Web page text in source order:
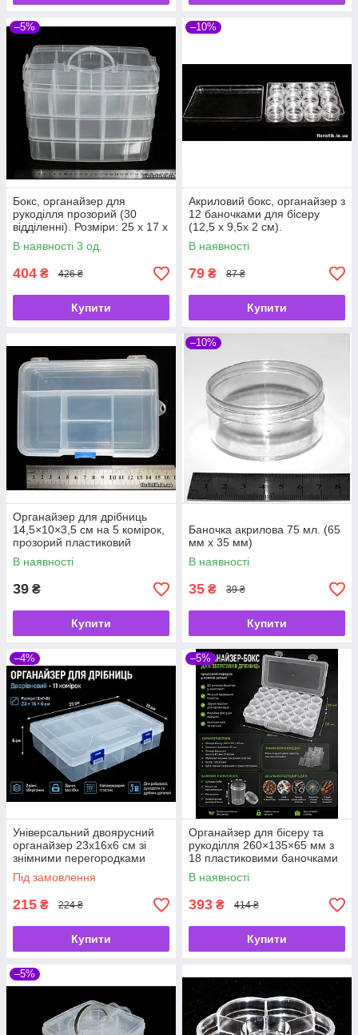
–5%
Бокс, органайзер для
рукоділля прозорий (30
відділенні). Розміри: 25 х 17 х
19 см.
В наявності 3 од.
404 ₴ 426 ₴
Купити
–10%
Акриловий бокс, органайзер з
12 баночками для бісеру
(12,5 х 9,5х 2 см).
В наявності
79 ₴ 87 ₴
Купити
Органайзер для дрібниць
14,5×10×3,5 см на 5 комірок,
прозорий пластиковий
контейнер
В наявності
39 ₴
Купити
–10%
Баночка акрилова 75 мл. (65
мм х 35 мм)
В наявності
35 ₴ 39 ₴
Купити
–4%
Універсальний двоярусний
органайзер 23х16х6 см зі
знімними перегородками
Під замовлення
215 ₴ 224 ₴
Купити
–5%
Органайзер для бісеру та
рукоділля 260×135×65 мм з
18 пластиковими баночками
В наявності
393 ₴ 414 ₴
Купити
–5%